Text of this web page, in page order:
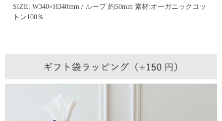
SIZE: W340×H340mm / ループ 約50mm 素材:オーガニックコッ
トン100％